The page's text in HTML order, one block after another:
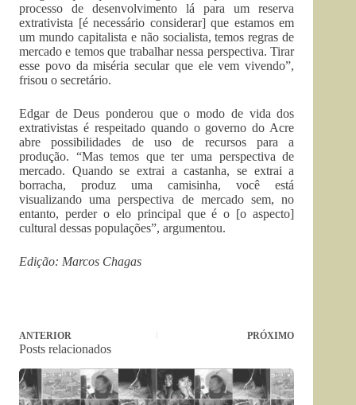
processo de desenvolvimento lá para um reserva
extrativista [é necessário considerar] que estamos em
um mundo capitalista e não socialista, temos regras de
mercado e temos que trabalhar nessa perspectiva. Tirar
esse povo da miséria secular que ele vem vivendo”,
frisou o secretário.
Edgar de Deus ponderou que o modo de vida dos
extrativistas é respeitado quando o governo do Acre
abre possibilidades de uso de recursos para a
produção. “Mas temos que ter uma perspectiva de
mercado. Quando se extrai a castanha, se extrai a
borracha, produz uma camisinha, você está
visualizando uma perspectiva de mercado sem, no
entanto, perder o elo principal que é o [o aspecto]
cultural dessas populações”, argumentou.
Edição: Marcos Chagas
ANTERIOR PRÓXIMO
Posts relacionados